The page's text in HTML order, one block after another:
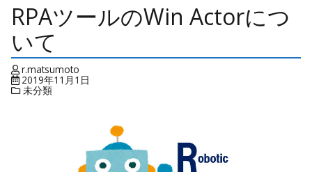
RPAツールのWin Actorにつ
いて
r.matsumoto
2019年11月1日
未分類